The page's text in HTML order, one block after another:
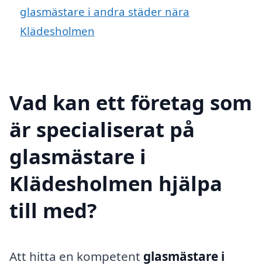
glasmästare i andra städer nära
Klädesholmen
Vad kan ett företag som
är specialiserat på
glasmästare i
Klädesholmen hjälpa
till med?
Att hitta en kompetent glasmästare i